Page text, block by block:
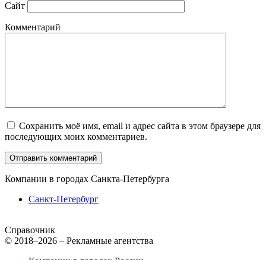
Сайт
Комментарий
Сохранить моё имя, email и адрес сайта в этом браузере для
последующих моих комментариев.
Компании в городах Санкта-Петербурга
Санкт-Петербург
Справочник
© 2018–2026 – Рекламные агентства